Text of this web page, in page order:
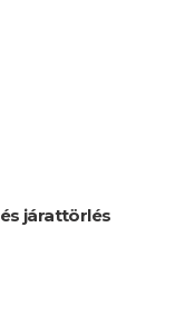
járattörlés